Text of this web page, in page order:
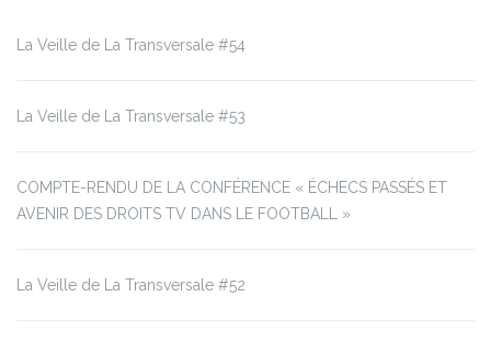
La Veille de La Transversale #54
La Veille de La Transversale #53
COMPTE-RENDU DE LA CONFÉRENCE « ÉCHECS PASSÉS ET
AVENIR DES DROITS TV DANS LE FOOTBALL »
La Veille de La Transversale #52